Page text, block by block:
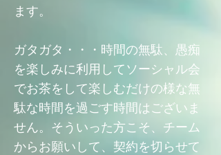
ます。
ガタガタ・・・時間の無駄、愚痴
を楽しみに利用してソーシャル会
でお茶をして楽しむだけの様な無
駄な時間を過ごす時間はございま
せん。そういった方こそ、チーム
からお願いして、契約を切らせて